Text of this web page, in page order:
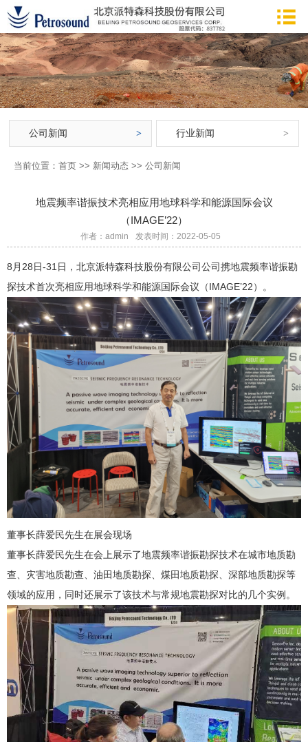
公司新闻 行业新闻
当前位置： 首页 >> 新闻动态 >> 公司新闻
地震频率谐振技术亮相应用地球科学和能源国际会议
（IMAGE’22）
作者：admin 发表时间：2022-05-05
8月28日-31日，北京派特森科技股份有限公司公司携地震频率谐振勘
探技术首次亮相应用地球科学和能源国际会议（IMAGE’22）。
董事长薛爱民先生在展会现场
董事长薛爱民先生在会上展示了地震频率谐振勘探技术在城市地质勘
查、灾害地质勘查、油田地质勘探、煤田地质勘探、深部地质勘探等
领域的应用，同时还展示了该技术与常规地震勘探对比的几个实例。